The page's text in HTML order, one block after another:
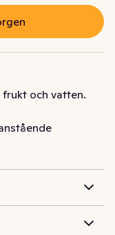
och vatten.